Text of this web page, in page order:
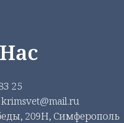
25
209Н, Симферополь